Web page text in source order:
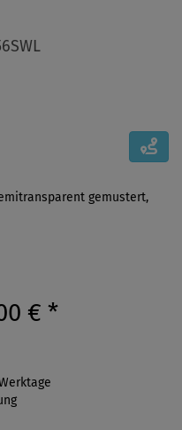
gemustert,
€ *